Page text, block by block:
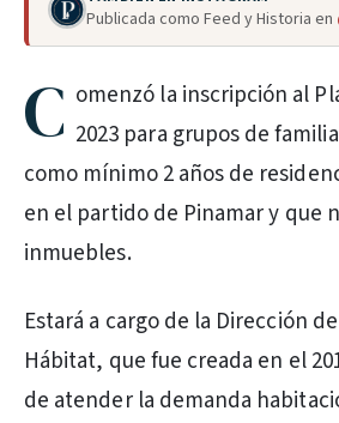
Publicada como Feed y Historia en
C omenzó la inscripción al
2023 para grupos de
como mínimo 2 años de
en el partido de Pinamar y que
inmuebles.
Estará a cargo de la Dirección
Hábitat, que fue creada en el
de atender la demanda